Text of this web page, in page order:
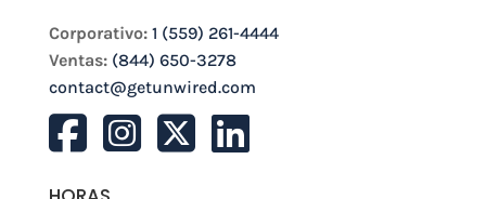
Corporativo: 1 (559) 261-4444
Ventas: (844) 650-3278
contact@getunwired.com